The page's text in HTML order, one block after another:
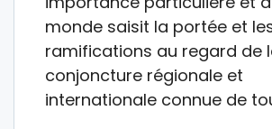
monde saisit la portée et
ramifications au regard de
conjoncture régionale et
internationale connue de